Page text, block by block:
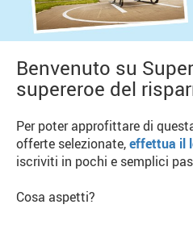
Benvenuto su
supereroe del
Per poter approfittare di
offerte selezionate,effettua il
iscriviti in pochi e semplici
Cosa aspetti?